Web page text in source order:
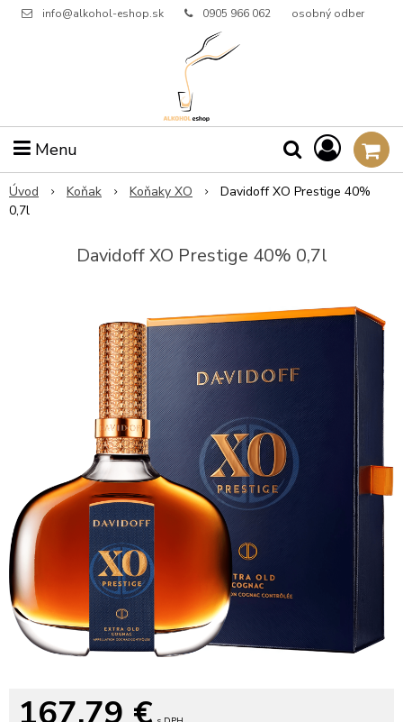
info@alkohol-eshop.sk 0905 966 062 osobný odber
Menu
Úvod Koňak Koňaky XO
Davidoff XO Prestige 40%
0,7l
Davidoff XO Prestige 40% 0,7l